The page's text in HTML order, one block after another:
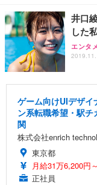
井口
した
エンタ
ゲーム向けUIデザイ
ン系転職希望・駅
関
株式会社enrich
東京都
月給31万6,200円
正社員